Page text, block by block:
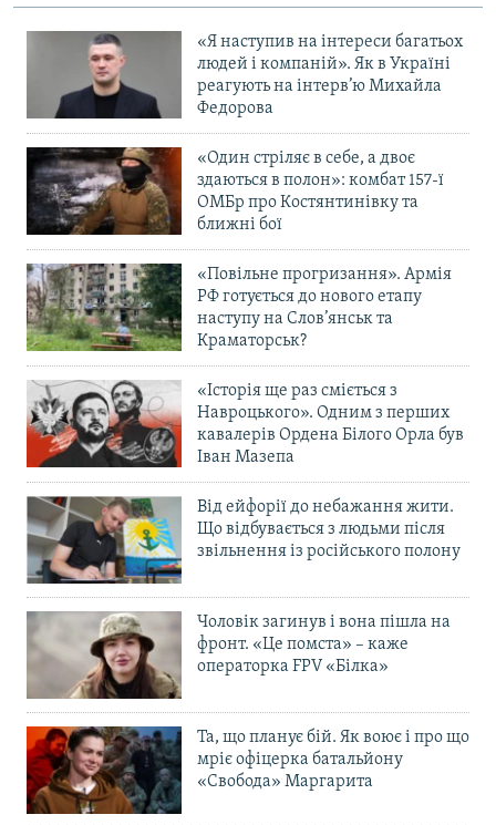
«Я наступив на інтереси багатьох
людей і компаній». Як в Україні
реагують на інтерв’ю Михайла
Федорова
«Один стріляє в себе, а двоє
здаються в полон»: комбат 157-ї
ОМБр про Костянтинівку та
ближні бої
«Повільне прогризання». Армія
РФ готується до нового етапу
наступу на Слов’янськ та
Краматорськ?
«Історія ще раз сміється з
Навроцького». Одним з перших
кавалерів Ордена Білого Орла був
Іван Мазепа
Від ейфорії до небажання жити.
Що відбувається з людьми після
звільнення із російського полону
Чоловік загинув і вона пішла на
фронт. «Це помста» – каже
операторка FPV «Білка»
Та, що планує бій. Як воює і про що
мріє офіцерка батальйону
«Свобода» Маргарита